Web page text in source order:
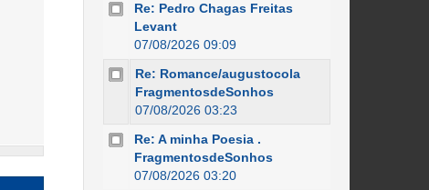
Re: Pedro Chagas Freitas
Levant
07/08/2026 09:09
Re: Romance/augustocola
FragmentosdeSonhos
07/08/2026 03:23
Re: A minha Poesia .
FragmentosdeSonhos
07/08/2026 03:20